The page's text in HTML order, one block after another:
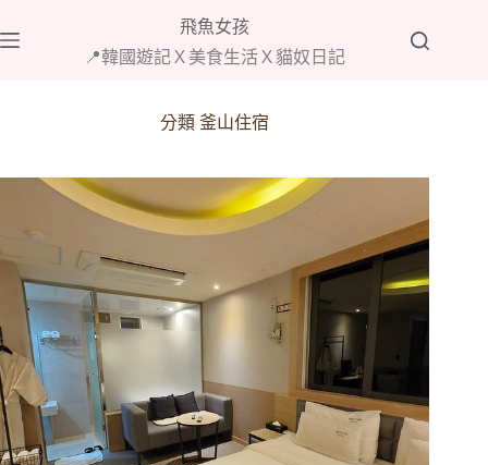
至
飛魚女孩
📍韓國遊記Ｘ美食生活Ｘ貓奴日記
分類 釜山住宿